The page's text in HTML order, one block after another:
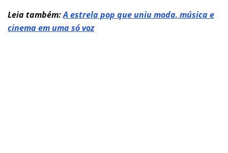
Leia também:A estrela pop que uniu moda, música e
cinema em uma só voz